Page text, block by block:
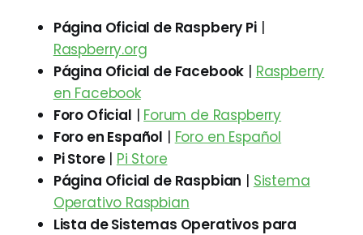
Página Oficial de Raspbery Pi|
Raspberry.org
Página Oficial de Facebook | Raspberry
en Facebook
Foro Oficial | Forum de Raspberry
Foro en Español | Foro en Español
Pi Store| Pi Store
Página Oficial de Raspbian | Sistema
Operativo Raspbian
Lista de Sistemas Operativos para